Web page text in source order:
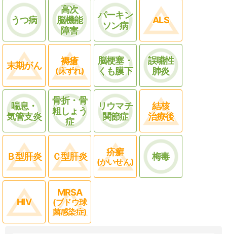
うつ病
高次
脳機能
障害
パーキン
ソン病
ALS
末期がん 褥瘡
(床ずれ)
脳梗塞・
くも膜下
誤嚥性
肺炎
喘息・
気管支炎
骨折・骨
粗しょう
症
リウマチ
関節症
結核
治療後
Ｂ型肝炎 Ｃ型肝炎 疥癬
(かいせん) 梅毒
HIV
MRSA
(ブドウ球
菌感染症)